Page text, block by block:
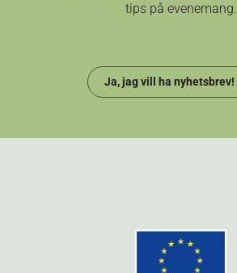
tips på evenemang.
Ja, jag vill ha nyhetsbrev!